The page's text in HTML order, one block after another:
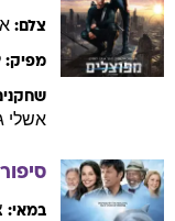
צלם:
מפיק:
אשלי
במאי: